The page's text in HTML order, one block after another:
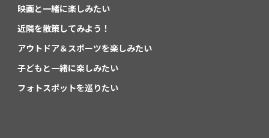
映画と一緒に楽しみたい
近隣を散策してみよう！
アウトドア＆スポーツを楽しみたい
子どもと一緒に楽しみたい
フォトスポットを巡りたい